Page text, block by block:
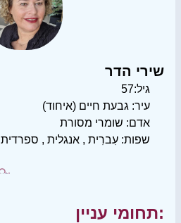
שירי הדר
גיל:57
עיר: גבעת חיים (איחוד)
אדם: שומרי מסורת
שפות: עִברִית , אנגלית , ספרדית
תחומי עניין: